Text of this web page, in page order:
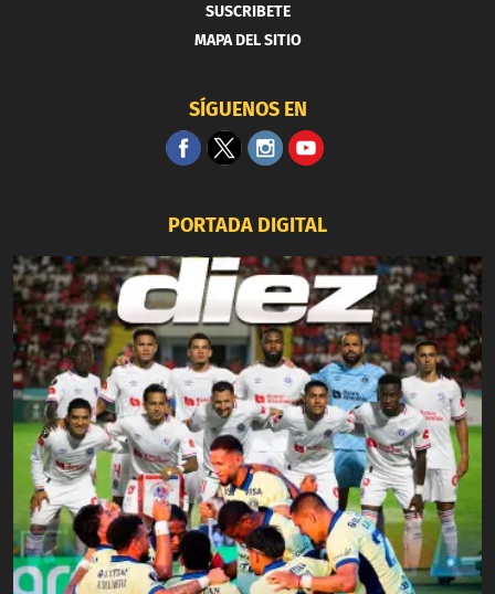
SUSCRIBETE
MAPA DEL SITIO
SÍGUENOS EN
PORTADA DIGITAL